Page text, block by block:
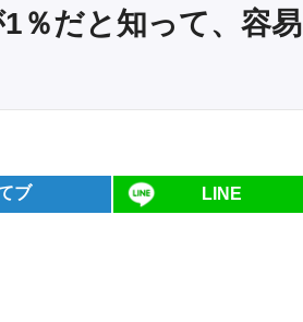
％だと知って、容易
ブ LINE